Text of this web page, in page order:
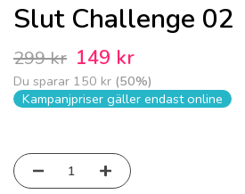
Slut Challenge 02
299 kr 149 kr
Du sparar 150 kr (50%)
Kampanjpriser gäller endast online